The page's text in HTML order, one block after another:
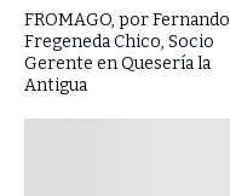
FROMAGO, por Fernando
Fregeneda Chico, Socio
Gerente en Quesería la
Antigua